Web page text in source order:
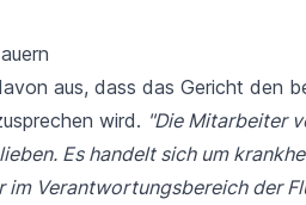
aus, dass das Gericht den
wird. "Die Mitarbeiter
Es handelt sich um
Verantwortungsbereich der